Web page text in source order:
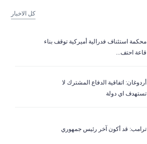
كل الاخبار
‏محكمة استئناف فدرالية أميركية توقف بناء
قاعة احتف...
أردوغان: اتفاقية الدفاع المشترك لا
تستهدف اي دولة
ترامب: قد أكون آخر رئيس جمهوري